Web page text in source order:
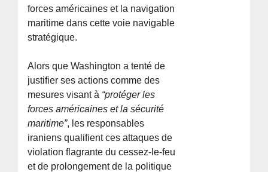
forces américaines et la navigation
maritime dans cette voie navigable
stratégique.
Alors que Washington a tenté de
justifier ses actions comme des
mesures visant à “protéger les
forces américaines et la sécurité
maritime”, les responsables
iraniens qualifient ces attaques de
violation flagrante du cessez-le-feu
et de prolongement de la politique